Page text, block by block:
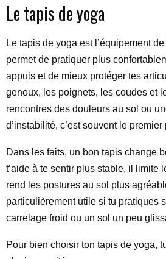
Le tapis de yoga
Le tapis de yoga est l’équipement
permet de pratiquer plus
appuis et de mieux protéger tes
genoux, les poignets, les coudes et
rencontres des douleurs au sol ou
d’instabilité, c’est souvent le premier
Dans les faits, un bon tapis change
t’aide à te sentir plus stable, il limite
rend les postures au sol plus
particulièrement utile si tu pratiques
carrelage froid ou un sol un peu
Pour bien choisir ton tapis de yoga,